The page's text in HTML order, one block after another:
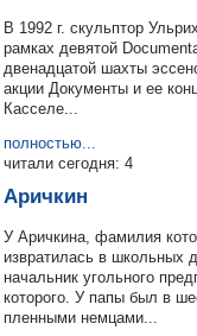
В 1992 г. скульптор
рамках девятой
двенадцатой шахты
акции Документы и ее
Касселе...
полностью...
читали сегодня: 4
Аричкин
У Аричкина, фамилия
извратилась в школьных
начальник угольного
которого. У папы был в
пленными немцами...